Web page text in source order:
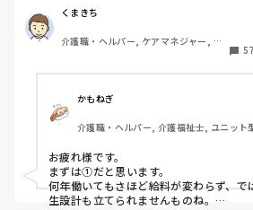
②利用者に叩かれるなど危険があるから
③他業種に転職できるスキルがつかなさ
だから。
⑤報酬が国次第だから。
⑥施設を作りすぎているから。
⑦時間外労働が多いから。
⑧介護の業界人が綺麗事しか言わない
⑨人がいないのに新卒を優遇するから。
⑩未経験可の求人しかないから。
11マネジメント層がまともでないから
12その他
くまきち
介護職・ヘルパー, ケアマネジャー, 精
祉士
57
かもねぎ
介護職・ヘルパー, 介護福祉士, ユニット
お疲れ様です。
まずは①だと思います。
何年働いてもさほど給料が変わらず、で
生設計も立てられませんものね。